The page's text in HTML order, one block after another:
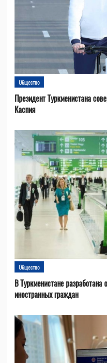
Общество
Президент Туркменистана
Каспия
Общество
В Туркменистане разработана
иностранных граждан